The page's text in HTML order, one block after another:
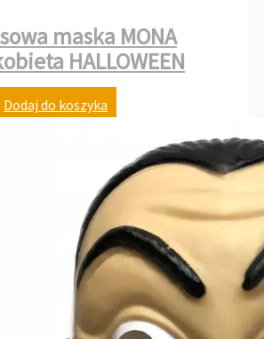
maska MONA
HALLOWEEN
Dodaj do koszyka